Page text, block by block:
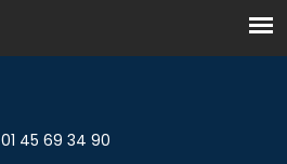
01 45 69 34 90